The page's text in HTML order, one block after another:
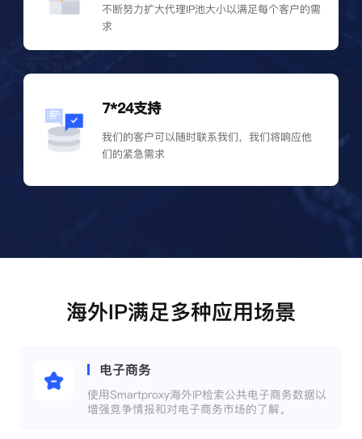
不断努力扩大代理IP池大小以满足每个客户的需
求
7*24支持
我们的客户可以随时联系我们，我们将响应他
们的紧急需求
海外IP满足多种应用场景
电子商务
使用Smartproxy海外IP检索公共电子商务数据以
增强竞争情报和对电子商务市场的了解。